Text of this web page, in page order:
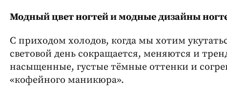
Модный цвет ногтей и модные дизайны
С приходом холодов, когда мы хотим
световой день сокращается, меняются и
насыщенные, густые тёмные оттенки и
«кофейного маникюра».